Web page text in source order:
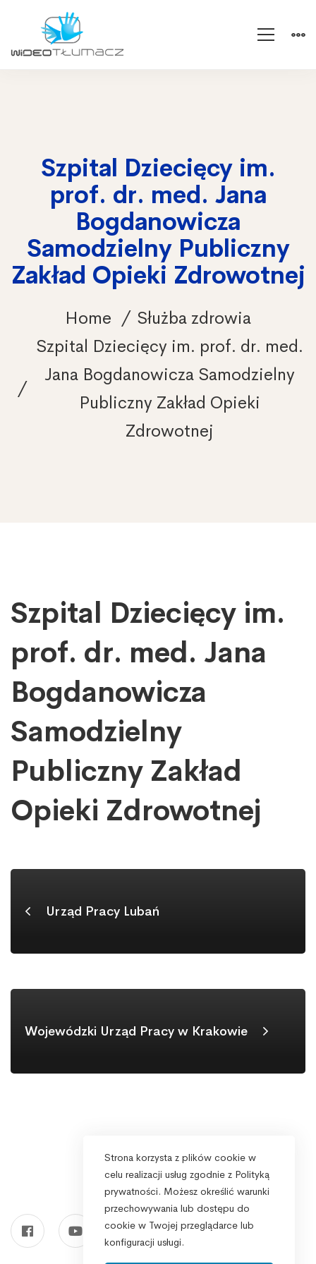
Szpital Dziecięcy im.
prof. dr. med. Jana
Bogdanowicza
Samodzielny Publiczny
Zakład Opieki Zdrowotnej
Home
Służba zdrowia
Szpital Dziecięcy im. prof. dr. med.
Jana Bogdanowicza Samodzielny
Publiczny Zakład Opieki
Zdrowotnej
Szpital
Dziecięcy
prof.
dr.
med.
Jana
Bogdanowicza
Samodzielny
Publiczny
Opieki
Zdrowotnej
Szpital Dziecięcy im.
prof. dr. med. Jana
Bogdanowicza
Samodzielny
Publiczny Zakład
Opieki Zdrowotnej
Urząd Pracy Lubań
Wojewódzki Urząd Pracy w Krakowie
Strona korzysta z plików cookie w
celu realizacji usług zgodnie z Polityką
prywatności. Możesz określić warunki
przechowywania lub dostępu do
cookie w Twojej przeglądarce lub
konfiguracji usługi.